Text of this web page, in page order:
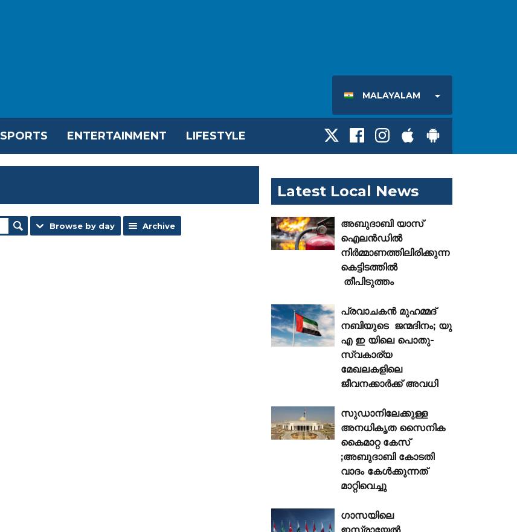
MALAYALAM
SPORTS ENTERTAINMENT LIFESTYLE
Browse by day Archive
Latest Local News
അബുദാബി യാസ്
ഐലൻഡിൽ
നിർമ്മാണത്തിലിരിക്കുന്ന
കെട്ടിടത്തിൽ
തീപിടുത്തം
പ്രവാചകൻ മുഹമ്മദ്
നബിയുടെ ജന്മദിനം; യു
എ ഇ യിലെ പൊതു-
സ്വകാര്യ
മേഖലകളിലെ
ജീവനക്കാർക്ക് അവധി
സുഡാനിലേക്കുള്ള
അനധികൃത സൈനിക
കൈമാറ്റ കേസ്
;അബുദാബി കോടതി
വാദം കേൾക്കുന്നത്
മാറ്റിവെച്ചു
ഗാസയിലെ